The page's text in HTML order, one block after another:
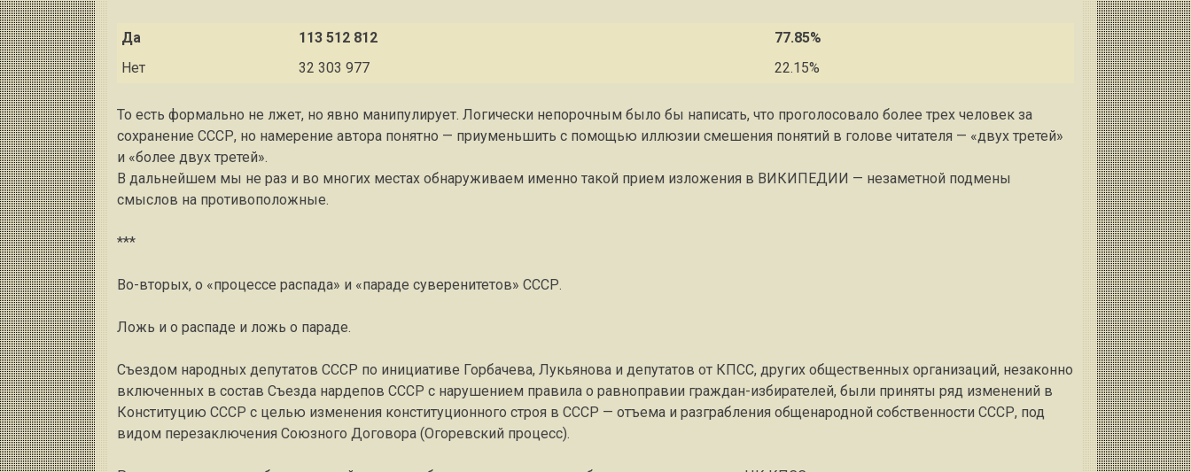
Да 113 512 812
77.85%
Нет
32 303 977 22.15%
То есть формально не лжет, но явно манипулирует. Логически непорочным было бы написать, что проголосовало более трех человек за
сохранение СССР, но намерение автора понятно — приуменьшить с помощью иллюзии смешения понятий в голове читателя — «двух третей»
и «более двух третей».
В дальнейшем мы не раз и во многих местах обнаруживаем именно такой прием изложения в ВИКИПЕДИИ — незаметной подмены
смыслов на противоположные.
***
Во-вторых, о «процессе распада» и «параде суверенитетов» СССР.
Ложь и о распаде и ложь о параде.
Съездом народных депутатов СССР по инициативе Горбачева, Лукьянова и депутатов от КПСС, других общественных организаций, незаконно
включенных в состав Съезда нардепов СССР с нарушением правила о равноправии граждан-избирателей, были приняты ряд изменений в
Конституцию СССР с целью изменения конституционного строя в СССР — отъема и разграбления общенародной собственности СССР, под
видом перезаключения Союзного Договора (Огоревский процесс).